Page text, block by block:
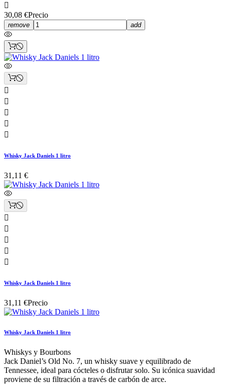

30,08 €Precio
remove add





Whisky Jack Daniels 1 litro
31,11 €





Whisky Jack Daniels 1 litro
31,11 €Precio
Whisky Jack Daniels 1 litro
Whiskys y Bourbons
Jack Daniel’s Old No. 7, un whisky suave y equilibrado de
Tennessee, ideal para cócteles o disfrutar solo. Su icónica suavidad
proviene de su filtración a través de carbón de arce.